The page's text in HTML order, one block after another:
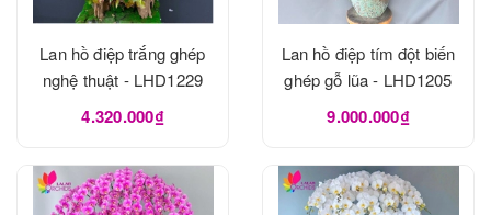
Lan hồ điệp trắng ghép
nghệ thuật - LHD1229
4.320.000₫
Lan hồ điệp tím đột biến
ghép gỗ lũa - LHD1205
9.000.000₫